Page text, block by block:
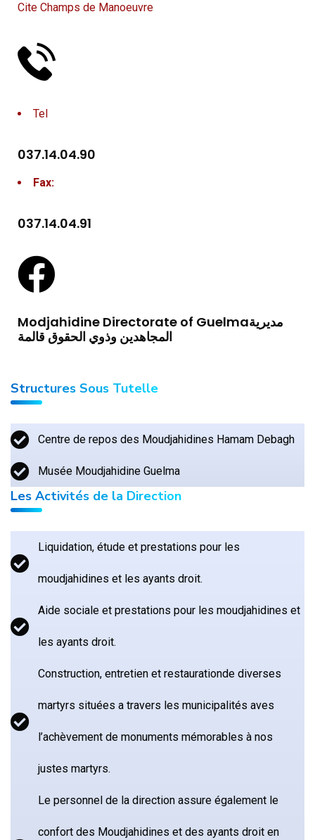
Cite Champs de Manoeuvre
Tel
037.14.04.90
Fax:
037.14.04.91
Modjahidine Directorate of Guelmaمديرية
المجاهدين وذوي الحقوق قالمة
Structures Sous Tutelle
Centre de repos des Moudjahidines Hamam Debagh
Musée Moudjahidine Guelma
Les Activités de la Direction
Liquidation, étude et prestations pour les
moudjahidines et les ayants droit.
Aide sociale et prestations pour les moudjahidines et
les ayants droit.
Construction, entretien et restaurationde diverses
martyrs situées a travers les municipalités aves
l’achèvement de monuments mémorables à nos
justes martyrs.
Le personnel de la direction assure également le
confort des Moudjahidines et des ayants droit en